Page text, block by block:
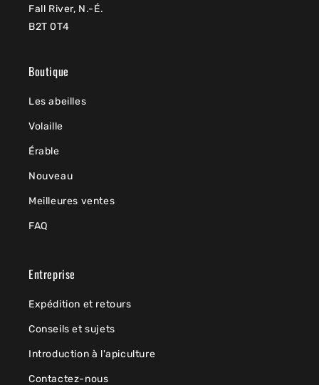
Fall River, N.-É.
B2T 0T4
Boutique
Les abeilles
Volaille
Érable
Nouveau
Meilleures ventes
FAQ
Entreprise
Expédition et retours
Conseils et sujets
Introduction à l'apiculture
Contactez-nous